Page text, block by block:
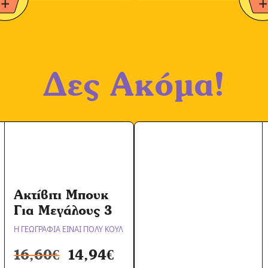
Δες Ακόμα!
Ακτίβιτι Μπουκ
Για Μεγάλους 3
Η ΓΕΩΓΡΑΦΙΑ ΕΙΝΑΙ ΠΟΛΥ ΚΟΥΛ
16,60€ 14,94€